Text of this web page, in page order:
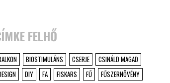
FELHŐ
BIOSTIMULÁNS CSERJE
CSINÁLD MAGAD
DIY FA FISKARS FŰ
FŰSZERNÖVÉNY